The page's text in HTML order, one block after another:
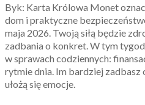
Byk: Karta Królowa Monet
dom i praktyczne
maja 2026. Twoją siłą będzie
zadbania o konkret. W tym
w sprawach codziennych:
rytmie dnia. Im bardziej zadbasz
ułożą się emocje.